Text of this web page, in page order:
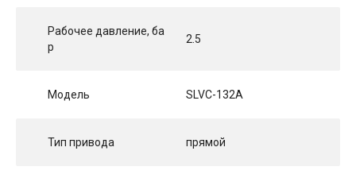
Рабочее давление, ба
р
2.5
Модель SLVC-132A
Тип привода прямой